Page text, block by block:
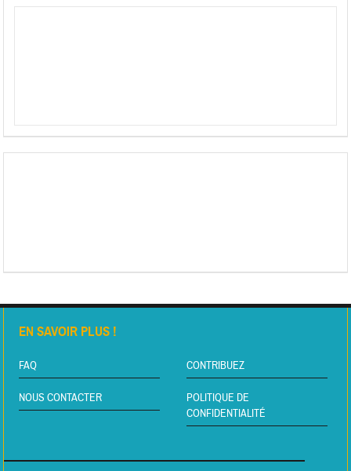
EN SAVOIR PLUS !
FAQ CONTRIBUEZ
NOUS CONTACTER
POLITIQUE DE
CONFIDENTIALITÉ